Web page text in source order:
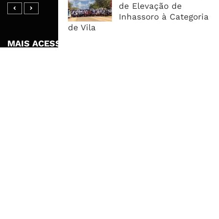
de Elevação de
Inhassoro à Categoria
de Vila
MAIS ACESSADOS